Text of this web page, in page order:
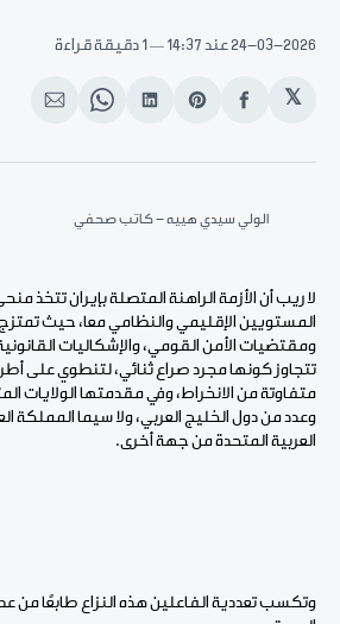
24-03-2026عند 14:37 1 دقيقة قراءة
𝕏
انشر
الفيسبوك
Share
Pinterest
انشر
لينكد
Share
WhatsApp
انشر
الإيميل
الولي سيدي هييه - كاتب صحفي
لا ريب أن الأزمة الراهنة المتصلة بإيران تتخذ
المستويين الإقليمي والنظامي معا، حيث
ومقتضيات الأمن القومي، والإشكاليات
تتجاوز كونها مجرد صراع ثنائي، لتنطوي على
متفاوتة من الانخراط، وفي مقدمتها الولايات
وعدد من دول الخليج العربي، ولا سيما المملكة
العربية المتحدة من جهة أخرى.
وتكسب تعددية الفاعلين هذه النزاع طابعًا من